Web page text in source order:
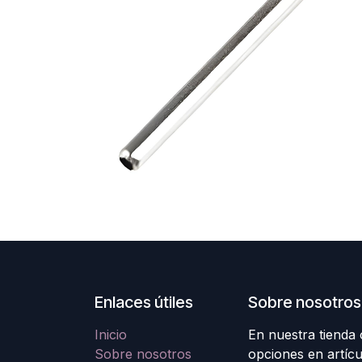
Enlaces útiles
Inicio
Sobre nosotros
Sobre nosotros
En nuestra tienda
opciones en